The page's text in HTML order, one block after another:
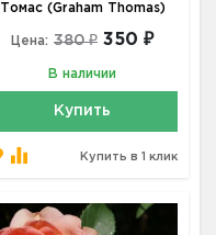
Томас (Graham Thomas)
Цена: 380 ₽ 350 ₽
В наличии
Купить
Купить в 1 клик